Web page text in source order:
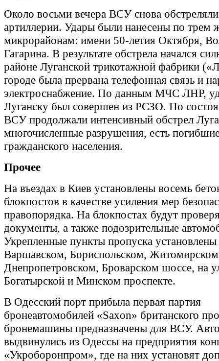
Около восьми вечера ВСУ снова
артиллерии. Удары были нанесены по трем
микрорайонам: имени 50-летия Октября,
Гагарина. В результате обстрела начался
районе Луганской трикотажной фабрики
городе была прервана телефонная связь и
электроснабжение. По данным МЧС ЛНР,
Луганску был совершен из РСЗО. По
ВСУ продолжали интенсивный обстрел
многочисленные разрушения, есть
гражданского населения.
Прочее
На въездах в Киев установлены восемь
блокпостов в качестве усиления мер
правопорядка. На блокпостах будут
документы, а также подозрительные
Укрепленные пункты пропуска
Варшавском, Бориспольском,
Днепропетровском, Броварском шоссе, на
Богатырской и Минском проспекте.
В Одесский порт прибыла первая партия
бронеавтомобилей «Saxon» британского
бронемашины предназначены для ВСУ.
выдвинулись из Одессы на предприятия
«Укроборонпром», где на них установят